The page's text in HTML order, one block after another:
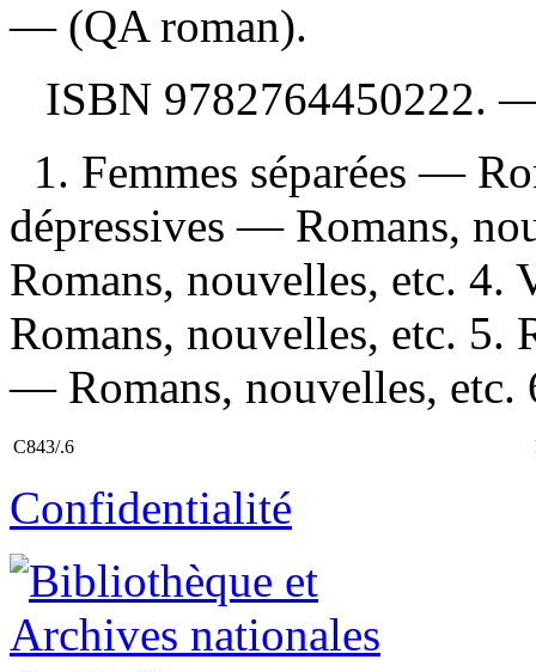
— (QA roman).
ISBN 9782764450222.
1. Femmes séparées —
dépressives — Romans,
Romans, nouvelles, etc.
Romans, nouvelles, etc. 5.
— Romans, nouvelles, etc.
C843/.6
Confidentialité